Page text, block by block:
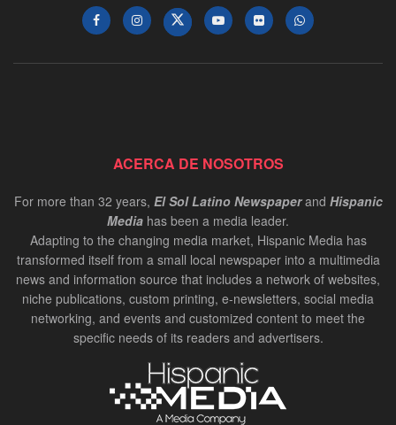
ACERCA DE NOSOTROS
For more than 32 years, El Sol Latino Newspaperand Hispanic
Media has been a media leader.
Adapting to the changing media market, Hispanic Media has
transformed itself from a small local newspaper into a multimedia
news and information source that includes a network of websites,
niche publications, custom printing, e-newsletters, social media
networking, and events and customized content to meet the
specific needs of its readers and advertisers.